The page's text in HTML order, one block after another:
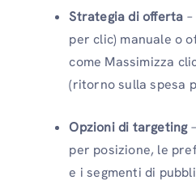
Strategia di offerta
per clic) manuale o
come Massimizza
(ritorno sulla spesa
Opzioni di targeting
per posizione, le
e i segmenti di